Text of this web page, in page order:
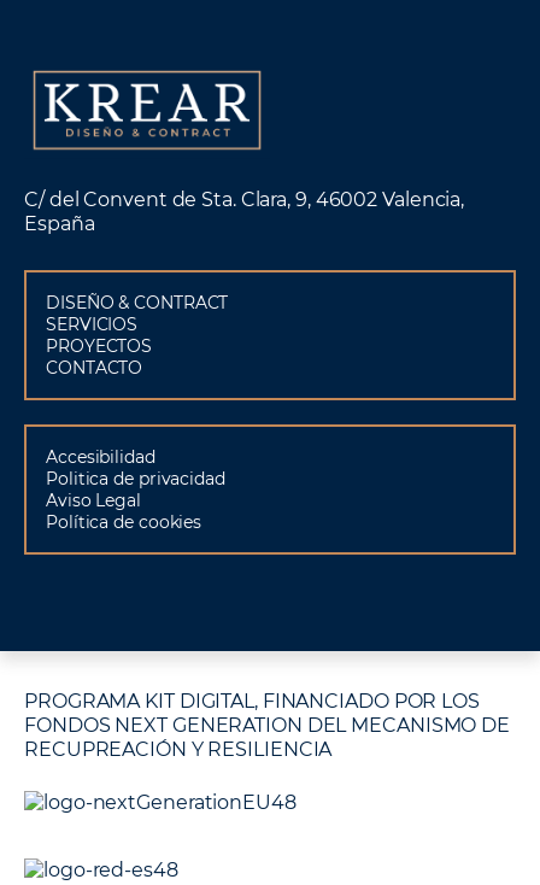
C/ del Convent de Sta. Clara, 9, 46002 Valencia,
España
DISEÑO & CONTRACT
SERVICIOS
PROYECTOS
CONTACTO
Accesibilidad
Politica de privacidad
Aviso Legal
Política de cookies
PROGRAMA KIT DIGITAL, FINANCIADO POR LOS
FONDOS NEXT GENERATION DEL MECANISMO DE
RECUPREACIÓN Y RESILIENCIA